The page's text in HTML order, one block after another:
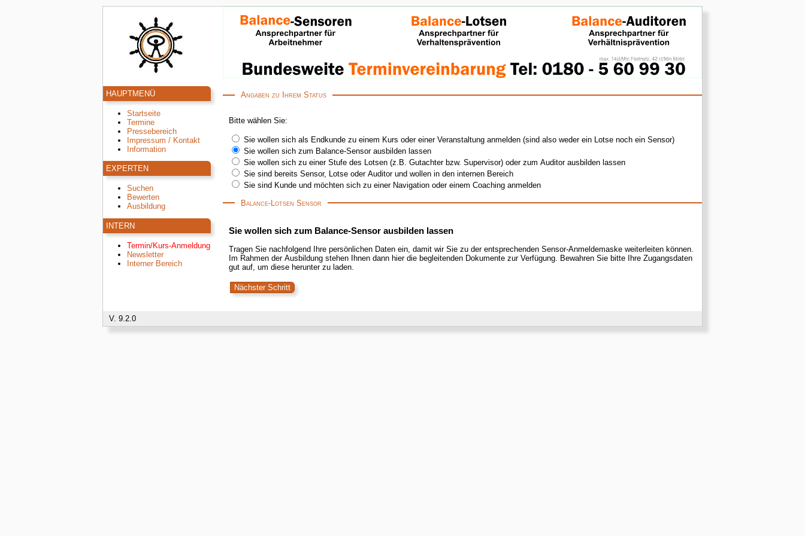
HAUPTMENÜ
Startseite
Termine
Pressebereich
Impressum / Kontakt
Information
EXPERTEN
Suchen
Bewerten
Ausbildung
INTERN
Termin/Kurs-Anmeldung
Newsletter
Interner Bereich
Angaben zu Ihrem Status
Bitte wählen Sie:
Sie wollen sich als Endkunde zu einem Kurs oder einer Veranstaltung anmelden (sind also weder ein Lotse noch ein Sensor)
Sie wollen sich zum Balance-Sensor ausbilden lassen
Sie wollen sich zu einer Stufe des Lotsen (z.B. Gutachter bzw. Supervisor) oder zum Auditor ausbilden lassen
Sie sind bereits Sensor, Lotse oder Auditor und wollen in den internen Bereich
Sie sind Kunde und möchten sich zu einer Navigation oder einem Coaching anmelden
Balance-Lotsen Sensor
Sie wollen sich zum Balance-Sensor ausbilden lassen
Tragen Sie nachfolgend Ihre persönlichen Daten ein, damit wir Sie zu der entsprechenden Sensor-Anmeldemaske weiterleiten können.
Im Rahmen der Ausbildung stehen Ihnen dann hier die begleitenden Dokumente zur Verfügung. Bewahren Sie bitte Ihre Zugangsdaten
gut auf, um diese herunter zu laden.
V. 9.2.0